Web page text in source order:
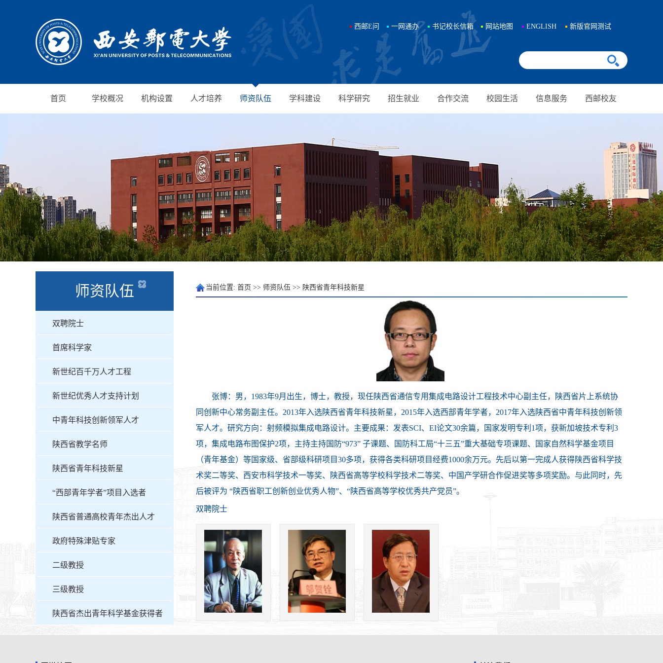
西邮E问 一网通办 书记校长信箱 网站地图 ENGLISH 新版官网测试
首页 学校概况 机构设置 人才培养 师资队伍 学科建设 科学研究 招生就业 合作交流 校园生活 信息服务 西邮校友
师资队伍
双聘院士
首席科学家
新世纪百千万人才工程
新世纪优秀人才支持计划
中青年科技创新领军人才
陕西省教学名师
陕西省青年科技新星
“西部青年学者”项目入选者
陕西省普通高校青年杰出人才
政府特殊津贴专家
二级教授
三级教授
陕西省杰出青年科学基金获得者
当前位置: 首页 >> 师资队伍 >> 陕西省青年科技新星
张博：男，1983年9月出生，博士，教授，现任陕西省通信专用集成电路设计工程技术中心副主任，陕西省片上系统协
同创新中心常务副主任。2013年入选陕西省青年科技新星，2015年入选西部青年学者，2017年入选陕西省中青年科技创新领
军人才。研究方向：射频模拟集成电路设计。主要成果：发表SCI、EI论文30余篇，国家发明专利1项，获新加坡技术专利3
项，集成电路布图保护2项，主持主持国防“973” 子课题、国防科工局“十三五”重大基础专项课题、国家自然科学基金项目
（青年基金）等国家级、省部级科研项目30多项，获得各类科研项目经费1000余万元。先后以第一完成人获得陕西省科学技
术奖二等奖、西安市科学技术一等奖、陕西省高等学校科学技术二等奖、中国产学研合作促进奖等多项奖励。与此同时，先
后被评为 “陕西省职工创新创业优秀人物”、“陕西省高等学校优秀共产党员”。
双聘院士